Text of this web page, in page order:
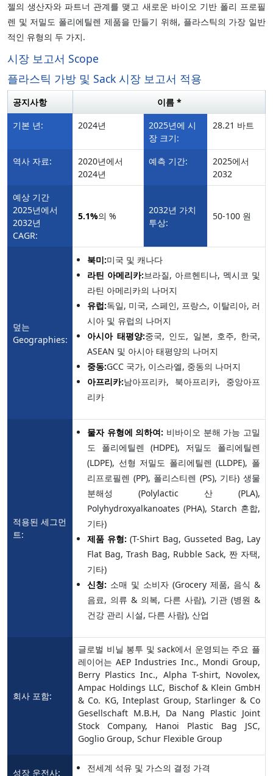
젤의 생산자와 파트너 관계를 맺고 새로운 바이오 기반 폴리 프로필
렌 및 저밀도 폴리에틸렌 제품을 만들기 위해, 플라스틱의 가장 일반
적인 유형의 두 가지.
시장 보고서 Scope
플라스틱 가방 및 Sack 시장 보고서 적용
공지사항
이름 *
기본 년:
2024년
2025년에 시
장 크기:
28.21 바트
역사 자료:
2020년에서
2024년
예측 기간:
2025에서
2032
예상 기간
2025년에서
2032년
CAGR:
5.1%의 %
2032년 가치
투상:
50-100 원
덮는
Geographies:
북미:미국 및 캐나다
라틴 아메리카:브라질, 아르헨티나, 멕시코 및
라틴 아메리카의 나머지
유럽:독일, 미국, 스페인, 프랑스, 이탈리아, 러
시아 및 유럽의 나머지
아시아 태평양:중국, 인도, 일본, 호주, 한국,
ASEAN 및 아시아 태평양의 나머지
중동:GCC 국가, 이스라엘, 중동의 나머지
아프리카:남아프리카, 북아프리카, 중앙아프
리카
적용된 세그먼
트:
물자 유형에 의하여: 비바이오 분해 가능 고밀
도 폴리에틸렌 (HDPE), 저밀도 폴리에틸렌
(LDPE), 선형 저밀도 폴리에틸렌 (LLDPE), 폴
리프로필렌 (PP), 폴리스티렌 (PS), 기타) 생물
분해성 (Polylactic 산 (PLA),
Polyhydroxyalkanoates (PHA), Starch 혼합,
기타)
제품 유형:(T-Shirt Bag, Gusseted Bag, Lay
Flat Bag, Trash Bag, Rubble Sack, 짠 자택,
기타)
신청: 소매 및 소비자 (Grocery 제품, 음식 &
음료, 의류 & 의복, 다른 사람), 기관 (병원 &
건강 관리 시설, 다른 사람), 산업
회사 포함:
글로벌 비닐 봉투 및 sack에서 운영되는 주요 플
레이어는 AEP Industries Inc., Mondi Group,
Berry Plastics Inc., Alpha T-shirt, Novolex,
Ampac Holdings LLC, Bischof & Klein GmbH
& Co. KG, Inteplast Group, Starlinger & Co
Gesellschaft M.B.H, Da Nang Plastic Joint
Stock Company, Hanoi Plastic Bag JSC,
Goglio Group, Schur Flexible Group
성장 운전사: 전세계 석유 및 가스의 결정 가격